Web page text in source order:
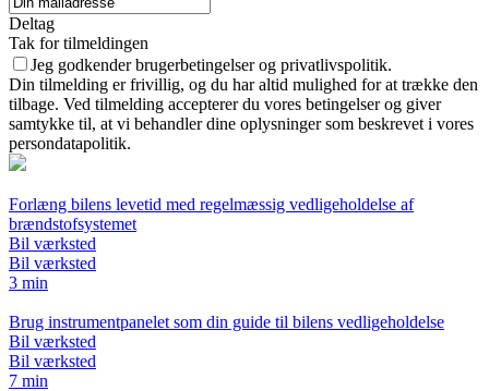
Deltag
Tak for tilmeldingen
Jeg godkender brugerbetingelser og privatlivspolitik.
Din tilmelding er frivillig, og du har altid mulighed for at trække den
tilbage. Ved tilmelding accepterer du vores betingelser og giver
samtykke til, at vi behandler dine oplysninger som beskrevet i vores
persondatapolitik.
Forlæng bilens levetid med regelmæssig vedligeholdelse af
brændstofsystemet
Bil værksted
Bil værksted
3 min
Brug instrumentpanelet som din guide til bilens vedligeholdelse
Bil værksted
Bil værksted
7 min